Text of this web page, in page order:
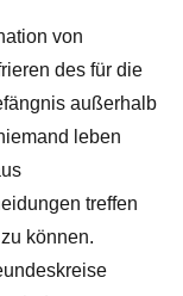
von
des für die
außerhalb
leben
treffen
können.